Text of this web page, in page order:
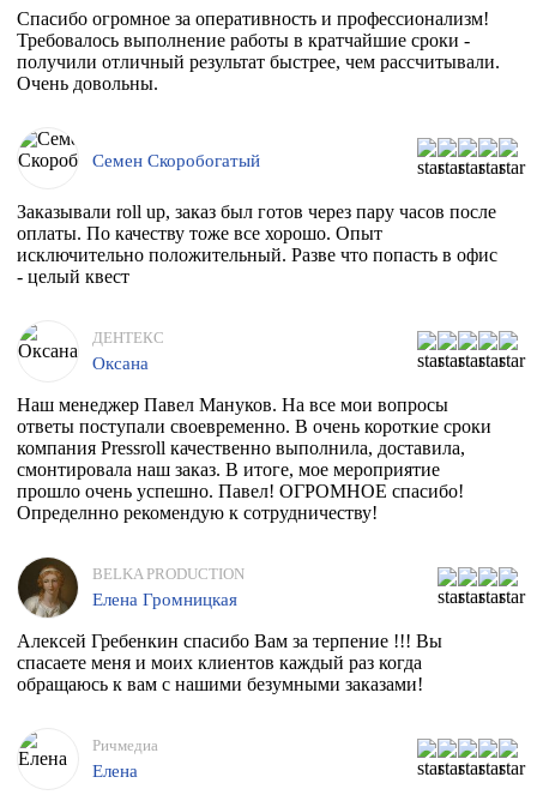
Спасибо огромное за оперативность и профессионализм!
Требовалось выполнение работы в кратчайшие сроки -
получили отличный результат быстрее, чем рассчитывали.
Очень довольны.
Семен Скоробогатый
Заказывали roll up, заказ был готов через пару часов после
оплаты. По качеству тоже все хорошо. Опыт
исключительно положительный. Разве что попасть в офис
- целый квест
ДЕНТЕКС
Оксана
Наш менеджер Павел Мануков. На все мои вопросы
ответы поступали своевременно. В очень короткие сроки
компания Pressroll качественно выполнила, доставила,
смонтировала наш заказ. В итоге, мое мероприятие
прошло очень успешно. Павел! ОГРОМНОЕ спасибо!
Определнно рекомендую к сотрудничеству!
BELKA PRODUCTION
Елена Громницкая
Алексей Гребенкин спасибо Вам за терпение !!! Вы
спасаете меня и моих клиентов каждый раз когда
обращаюсь к вам с нашими безумными заказами!
Ричмедиа
Елена